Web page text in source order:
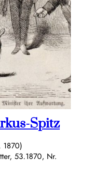
Spitz
1870)
53.1870, Nr.